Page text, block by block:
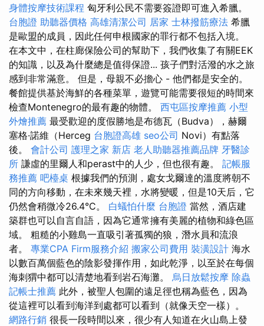
身體按摩技術課程 匈牙利公民不需要簽證即可進入希臘。
台胞證 助聽器價格 高雄清潔公司 居家 士林撥筋療法 希臘
是歐盟的成員，因此任何申根國家的罪行都不包括入境。
在本文中，在柱廊保險公司的幫助下，我們收集了有關EEK
的知識，以及為什麼總是值得保證... 孩子們對活潑的水之旅
感到非常滿意。 但是，母親不必擔心 - 他們都是安全的。
餐館提供基於海鮮的各種菜單，遊覽可能需要很短的時間來
檢查Montenegro的最有趣的物體。 西屯區按摩推薦 小型
外燴推薦 最受歡迎的度假勝地是布德瓦（Budva），赫爾
塞格·諾維（Herceg 台胞證高雄 seo公司 Novi）有點落
後。 會計公司 護理之家 新店 老人助聽器推薦品牌 牙醫診
所 謙虛的里爾人和perast中的人少，但也很有趣。 記帳服
務推薦 吧檯桌 根據我們的預測，處女戈爾達的溫度將朝不
同的方向移動，在未來幾天裡，水將變暖，但是10天后，它
仍然會稍微冷26.4°C。 白蟻怕什麼 台胞證 當然，酒店建
築群也可以自言自語，因為它通常擁有美麗的植物和綠色區
域。 粗糙的小雞島一直吸引著孤獨的狼，潛水員和流浪
者。 專業CPA Firm服務介紹 搬家公司費用 裝潢設計 海水
以數百萬個藍色的陰影發揮作用，如此乾淨，以至於在每個
海刺猬中都可以清楚地看到岩石海灘。 烏日放鬆按摩 除蟲
記帳士推薦 此外，被聖人包圍的遠足徑也稱為藍色，因為
從這裡可以看到海洋到處都可以看到（就像天空一樣）。
網路行銷 很長一段時間以來，很少有人知道在火山島上發